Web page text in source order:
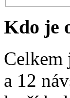
Kdo je
Celkem
a 12